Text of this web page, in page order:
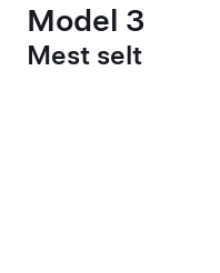
Model 3
Mest selt